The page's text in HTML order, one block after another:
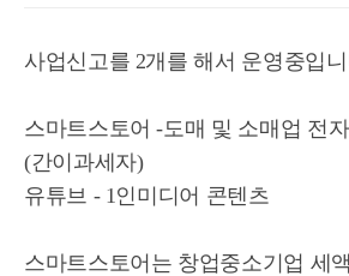
사업신고를 2개를 해서 운영중입
스마트스토어 -도매 및 소매업 전
(간이과세자)
유튜브 - 1인미디어 콘텐츠
스마트스토어는 창업중소기업 세